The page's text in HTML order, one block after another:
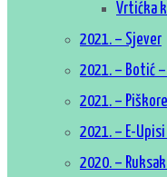
Vrtićka
2021. – Sjever
2021. – Botić –
2021. –
2021. – E-Upisi
2020. –